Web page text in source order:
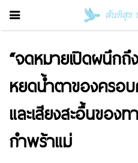
“จดหมายเปิดผนึก
หยดน้ำตาของครอ
และเสียงสะอื้นของ
กำพร้าแม่